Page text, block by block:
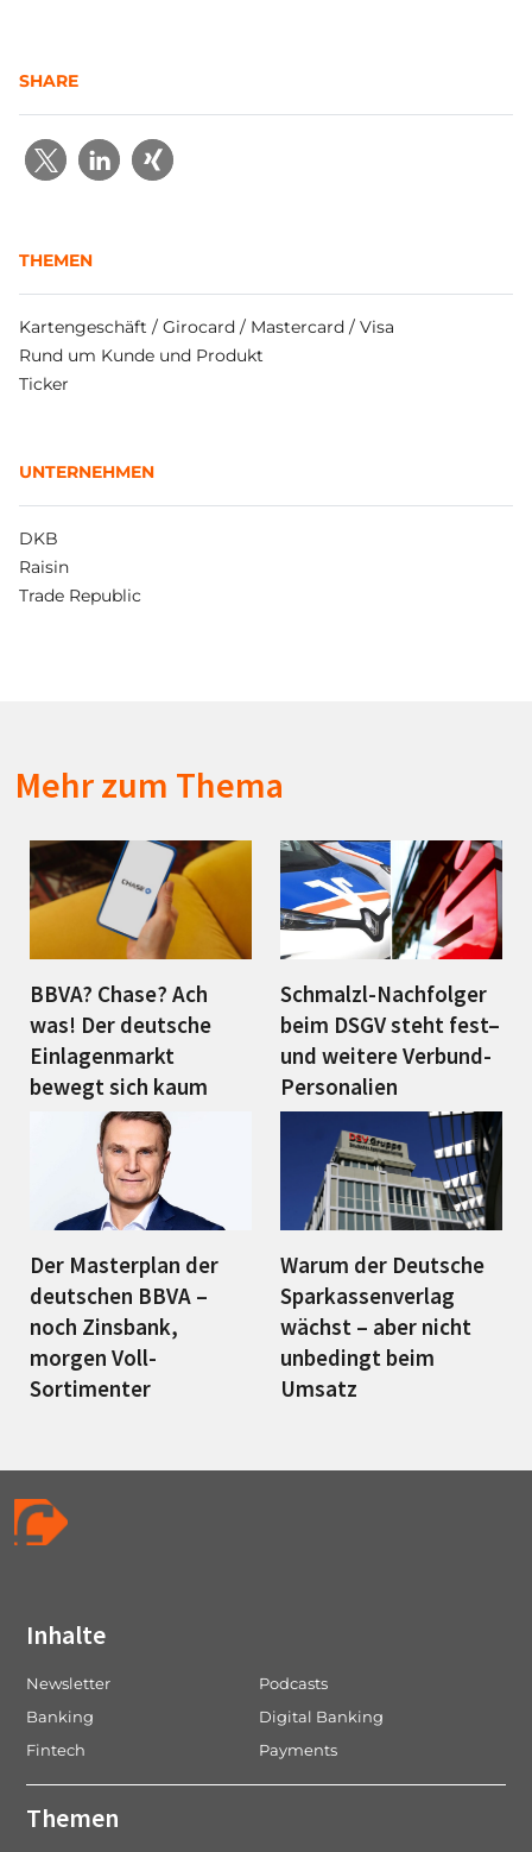
SHARE
THEMEN
Kartengeschäft / Girocard / Mastercard / Visa
Rund um Kunde und Produkt
Ticker
UNTERNEHMEN
DKB
Raisin
Trade Republic
Mehr zum Thema
BBVA? Chase? Ach
was! Der deutsche
Einlagenmarkt
bewegt sich kaum
Schmalzl-Nachfolger
beim DSGV steht fest–
und weitere Verbund-
Personalien
Der Masterplan der
deutschen BBVA –
noch Zinsbank,
morgen Voll-
Sortimenter
Warum der Deutsche
Sparkassenverlag
wächst – aber nicht
unbedingt beim
Umsatz
Inhalte
Newsletter
Podcasts
Banking
Digital Banking
Fintech
Payments
Themen